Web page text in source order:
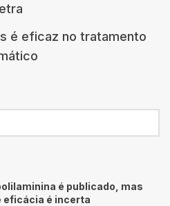
é eficaz no tratamento
é publicado, mas
eficácia é incerta